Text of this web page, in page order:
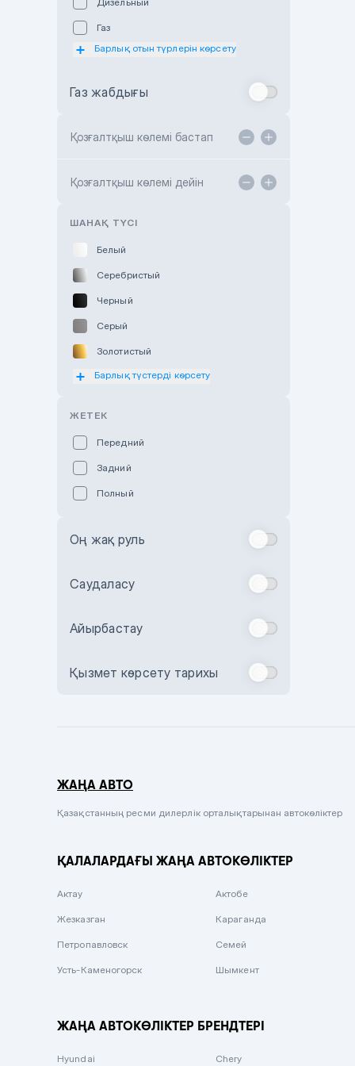
Subaru Motor Almaty
Toyota Astana
TANK Motors Karaganda
Газ
Барлық отын түрлерін көрсету
Газ жабдығы
Қозғалтқыш көлемі бастап
Қозғалтқыш көлемі дейін
ШАНАҚ ТҮСІ
Белый
Серебристый
Черный
Серый
Золотистый
Оранжевый
Зеленый
Бежевый
Комбинированный
Сиреневый металлик
Вишневый
Барлық түстерді көрсету
ЖЕТЕК
Передний
Задний
Полный
Оң жақ руль
Саудаласу
Айырбастау
Қызмет көрсету тарихы
ЖАҢА АВТО
Қазақстанның ресми дилерлік орталықтарынан автокөліктер
ҚАЛАЛАРДАҒЫ ЖАҢА АВТОКӨЛІКТЕР
Актау Актобе
Жезказган Караганда
Петропавловск Семей
Усть-Каменогорск Шымкент
ЖАҢА АВТОКӨЛІКТЕР БРЕНДТЕРІ
Hyundai Chery